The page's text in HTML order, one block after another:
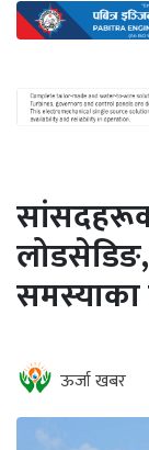
ऊर्जा
दक्षता
खबर
हरित
हाइड्रोजन
सम्पादकीय
बैंक
समस्याका
ऊर्जा खबर